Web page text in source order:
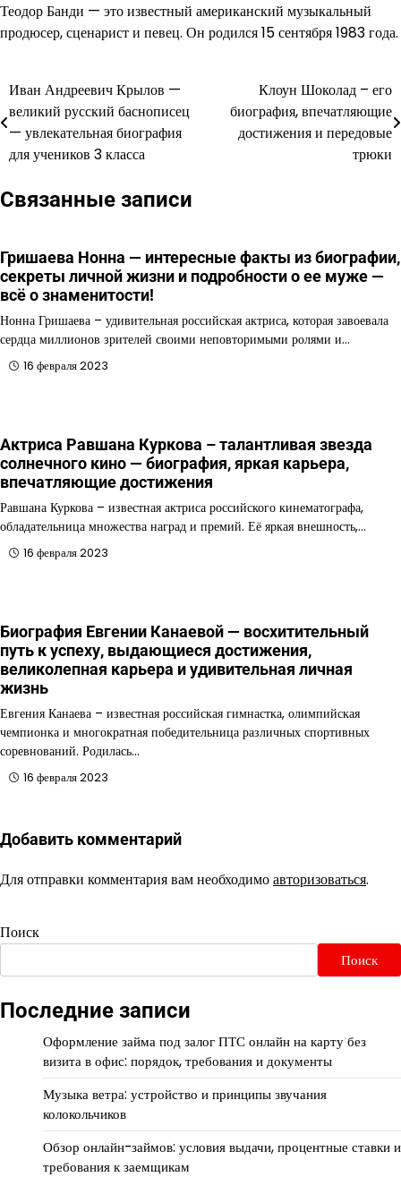
Теодор Банди — это известный американский музыкальный
продюсер, сценарист и певец. Он родился 15 сентября 1983 года.
Навигация
по
записям
Иван Андреевич Крылов —
великий русский баснописец
— увлекательная биография
для учеников 3 класса
Клоун Шоколад – его
биография, впечатляющие
достижения и передовые
трюки
Связанные записи
Гришаева Нонна — интересные факты из биографии,
секреты личной жизни и подробности о ее муже —
всё о знаменитости!
Нонна Гришаева – удивительная российская актриса, которая завоевала
сердца миллионов зрителей своими неповторимыми ролями и…
16 февраля 2023
Актриса Равшана Куркова – талантливая звезда
солнечного кино — биография, яркая карьера,
впечатляющие достижения
Равшана Куркова – известная актриса российского кинематографа,
обладательница множества наград и премий. Её яркая внешность,…
16 февраля 2023
Биография Евгении Канаевой — восхитительный
путь к успеху, выдающиеся достижения,
великолепная карьера и удивительная личная
жизнь
Евгения Канаева – известная российская гимнастка, олимпийская
чемпионка и многократная победительница различных спортивных
соревнований. Родилась…
16 февраля 2023
Добавить комментарий
Для отправки комментария вам необходимоавторизоваться.
Поиск
Поиск
Последние записи
Оформление займа под залог ПТС онлайн на карту без
визита в офис: порядок, требования и документы
Музыка ветра: устройство и принципы звучания
колокольчиков
Обзор онлайн-займов: условия выдачи, процентные ставки и
требования к заемщикам